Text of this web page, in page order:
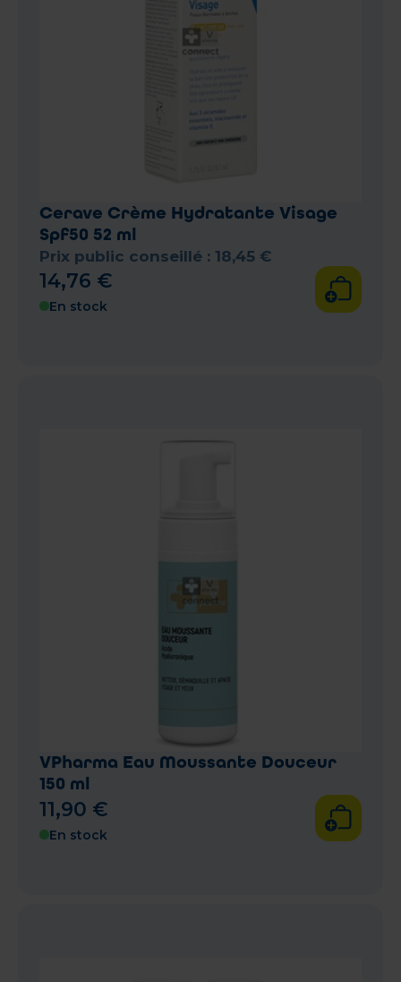
Cerave Crème Hydratante Visage
Spf50 52 ml
Prix public conseillé : 18,45 €
14,76 €
En stock
VPharma Eau Moussante Douceur
150 ml
11,90 €
En stock